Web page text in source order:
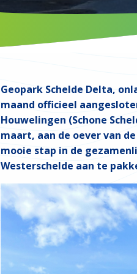
Geopark Schelde Delta,
maand officieel
Houwelingen (Schone
maart, aan de oever van
mooie stap in de
Westerschelde aan te